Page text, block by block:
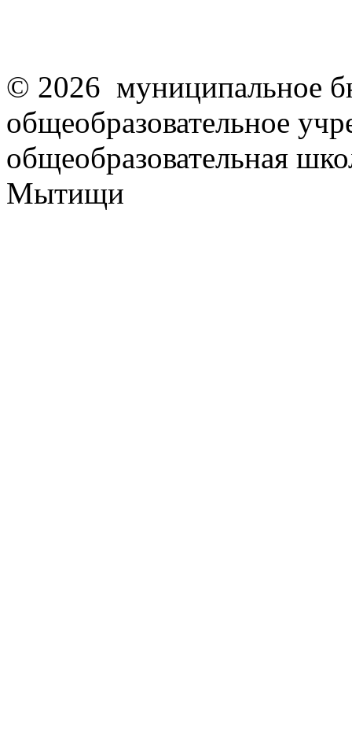
© 2026 муниципальное
общеобразовательное
общеобразовательная
Мытищи